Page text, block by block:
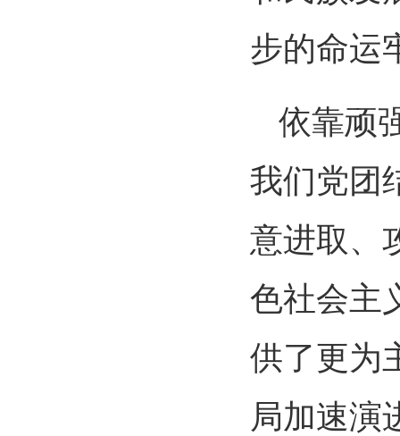
步的命运
依靠顽
我们党团
意进取、
色社会主
供了更为
局加速演